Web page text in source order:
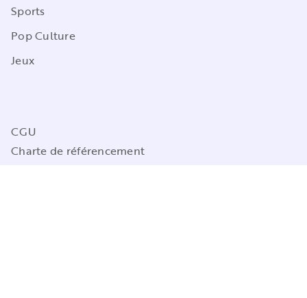
Sports
Pop Culture
Jeux
CGU
Charte de référencement